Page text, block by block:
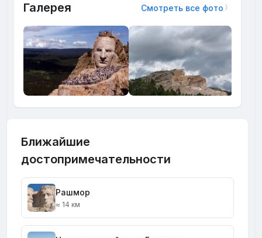
Галерея Смотреть все фото
Ближайшие
достопримечательности
Рашмор
≈ 14 км